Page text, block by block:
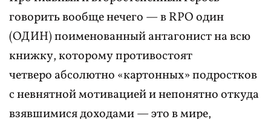
говорить вообще нечего — в RPO один
(ОДИН) поименованный антагонист на всю
книжку, которому противостоят
четверо абсолютно «картонных» подростков
с невнятной мотивацией и непонятно откуда
взявшимися доходами — это в мире,